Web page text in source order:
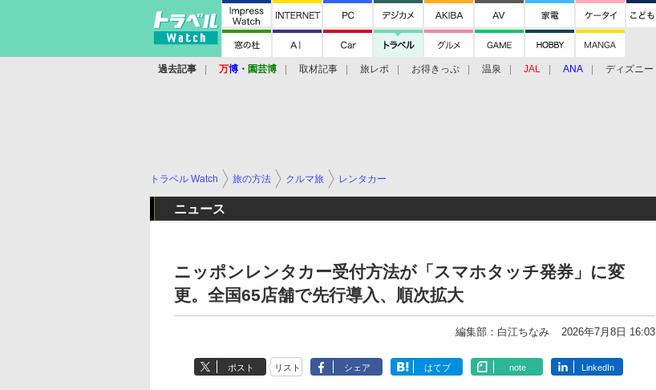
過去記事 万博 ・ 園芸博 取材記事 旅レポ お得きっぷ 温泉 JAL ANA ディズニー
トラベル Watch 旅の方法 クルマ旅 レンタカー
ニュース
ニッポンレンタカー受付方法が「スマホタッチ発券」に変
更。全国65店舗で先行導入、順次拡大
編集部：白江ちなみ 2026年7月8日 16:03
ポスト リスト シェア はてブ note LinkedIn